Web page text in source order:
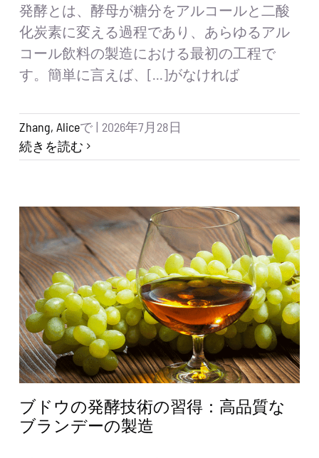
発酵とは、酵母が糖分をアルコールと二酸
化炭素に変える過程であり、あらゆるアル
コール飲料の製造における最初の工程で
す。簡単に言えば、[...]がなければ
Zhang, Aliceで | 2026年7月28日
続きを読む
ブドウの発酵技術の習得：高品質な
ブランデーの製造